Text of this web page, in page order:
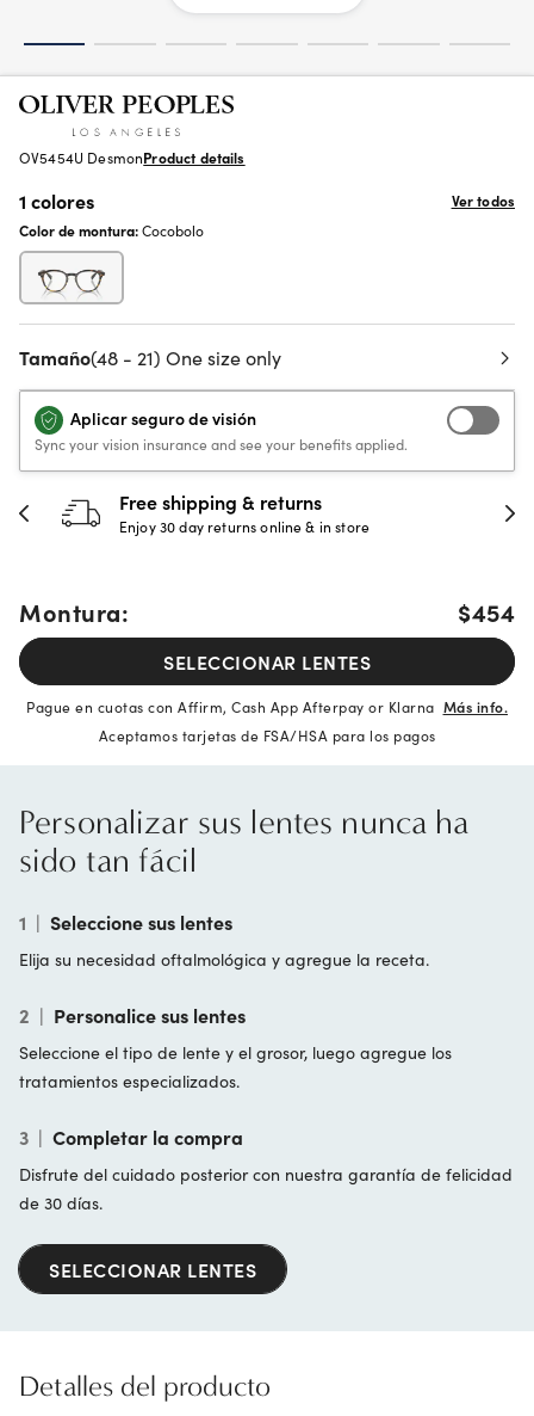
OV5454U DesmonProduct details
1 colores
Ver todos
Color de montura:Cocobolo
Tamaño(48 - 21) One size only
Aplicar seguro de visión
Sync your vision insurance and see your benefits applied.
30-day happiness guarantee
Full refund or replacement within 30 days
Montura: $454
SELECCIONAR LENTES
Pague en cuotas con Affirm, Cash App Afterpay or Klarna Más info.
Aceptamos tarjetas de FSA/HSA para los pagos
Personalizar sus lentes nunca ha
sido tan fácil
1 | Seleccione sus lentes
Elija su necesidad oftalmológica y agregue la receta.
2 | Personalice sus lentes
Seleccione el tipo de lente y el grosor, luego agregue los
tratamientos especializados.
3 | Completar la compra
Disfrute del cuidado posterior con nuestra garantía de felicidad
de 30 días.
SELECCIONAR LENTES
Detalles del producto